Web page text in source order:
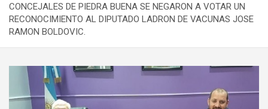
CONCEJALES DE PIEDRA BUENA SE NEGARON A VOTAR UN
RECONOCIMIENTO AL DIPUTADO LADRON DE VACUNAS JOSE
RAMON BOLDOVIC.